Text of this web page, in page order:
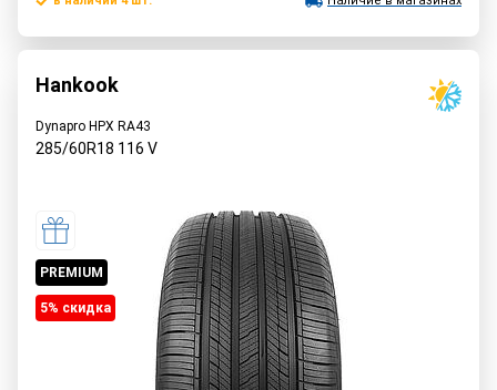
Hankook
Dynapro HPX RA43
285/60R18 116 V
PREMIUM
5% cкидка